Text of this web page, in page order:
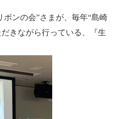
ボンの会”さまが、毎年“島崎
きながら行っている、『生